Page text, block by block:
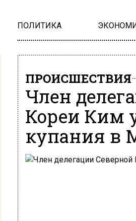
ПОЛИТИКА
ПРОИСШЕСТВИЯ
Член
Кореи Ким
купания в